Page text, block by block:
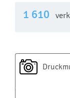
1 610